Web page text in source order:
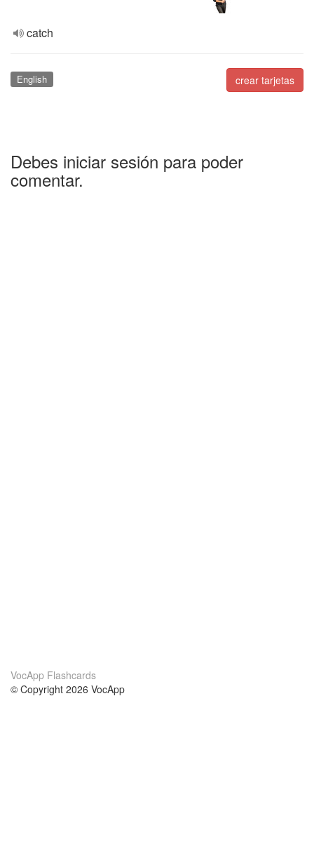
catch
crear tarjetas
English
Debes iniciar sesión para poder
comentar.
VocApp Flashcards
© Copyright 2026 VocApp